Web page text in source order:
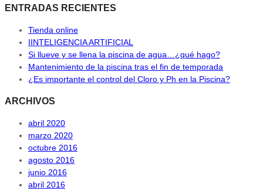
ENTRADAS RECIENTES
Tienda online
IINTELIGENCIA ARTIFICIAL
Si llueve y se llena la piscina de agua…¿qué hago?
Mantenimiento de la piscina tras el fin de temporada
¿Es importante el control del Cloro y Ph en la Piscina?
ARCHIVOS
abril 2020
marzo 2020
octubre 2016
agosto 2016
junio 2016
abril 2016